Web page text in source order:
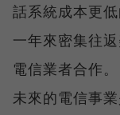
話系統成本更
一年來密集往
電信業者合作。
未來的電信事